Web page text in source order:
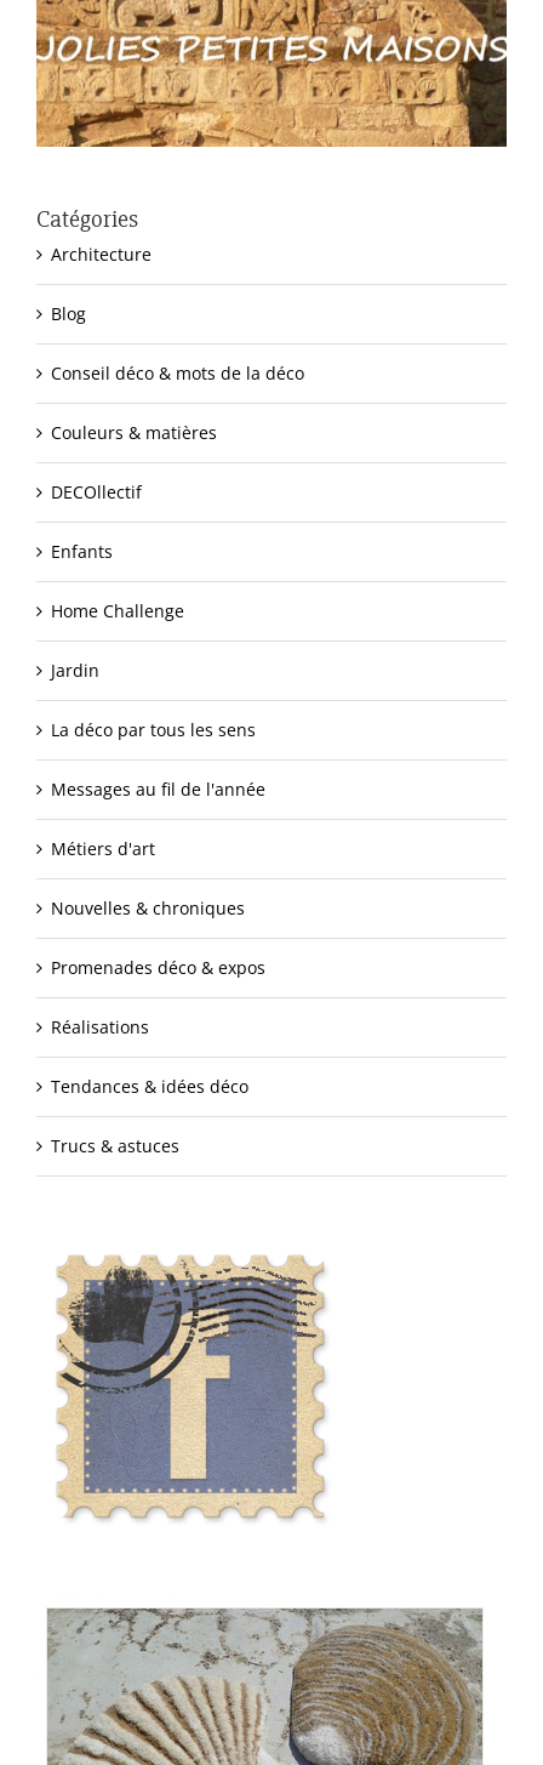
Catégories
Architecture
Blog
Conseil déco & mots de la déco
Couleurs & matières
DECOllectif
Enfants
Home Challenge
Jardin
La déco par tous les sens
Messages au fil de l'année
Métiers d'art
Nouvelles & chroniques
Promenades déco & expos
Réalisations
Tendances & idées déco
Trucs & astuces